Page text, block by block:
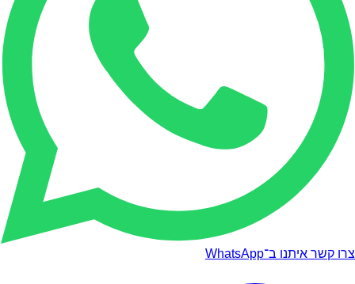
צרו קשר איתנו ב־WhatsApp